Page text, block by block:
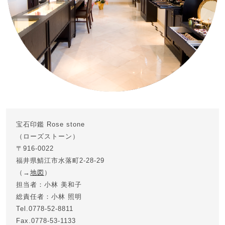
宝石印鑑 Rose stone
（ローズストーン）
〒916-0022
福井県鯖江市水落町2-28-29
（→ 地図 ）
担当者：小林 美和子
総責任者：小林 照明
Tel.0778-52-8811
Fax.0778-53-1133